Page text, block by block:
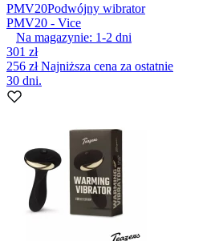
PMV20Podwójny wibrator
PMV20 - Vice
Na magazynie: 1-2 dni
301 zł
256 złNajniższa cena za ostatnie
30 dni.